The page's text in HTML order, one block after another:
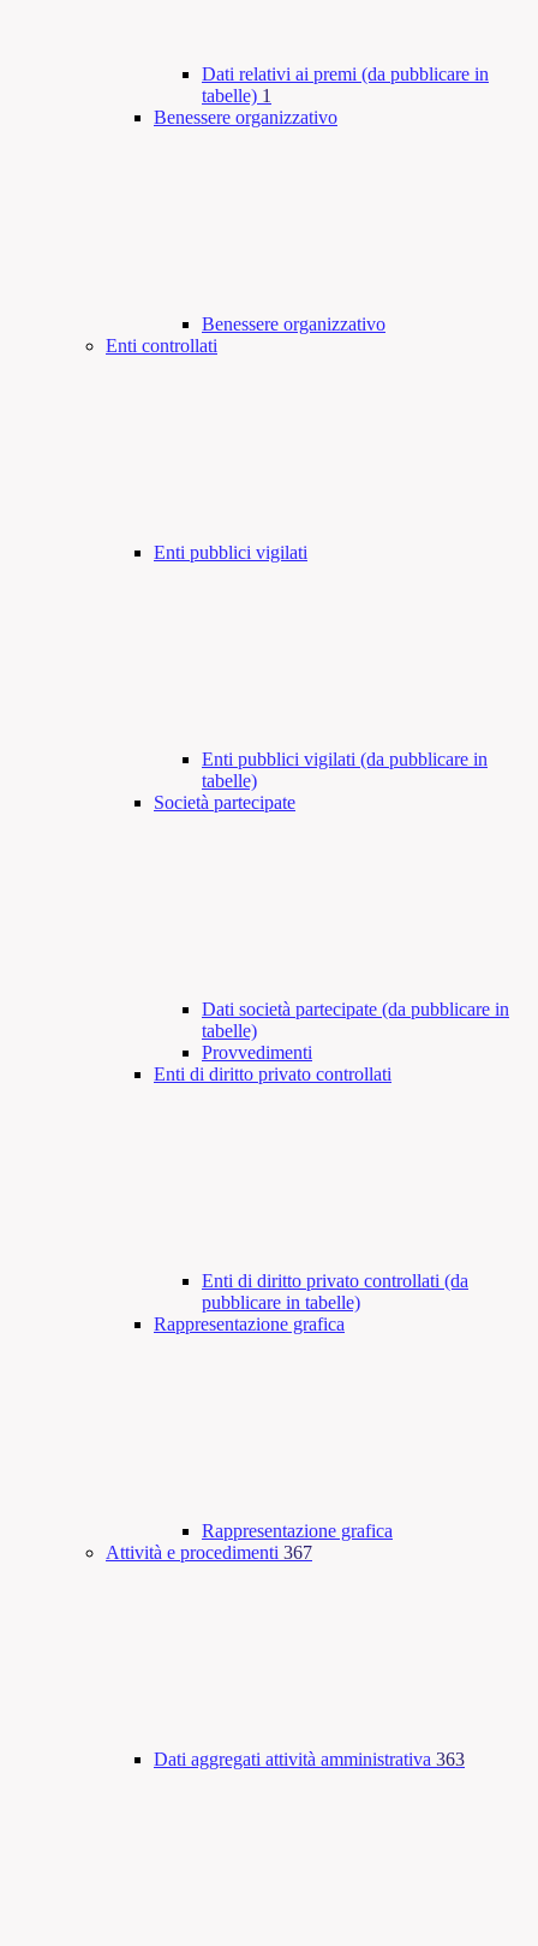
Dati relativi ai premi (da pubblicare in
tabelle) 1
Benessere organizzativo
Benessere organizzativo
Enti controllati
Enti pubblici vigilati
Enti pubblici vigilati (da pubblicare in
tabelle)
Società partecipate
Dati società partecipate (da pubblicare in
tabelle)
Provvedimenti
Enti di diritto privato controllati
Enti di diritto privato controllati (da
pubblicare in tabelle)
Rappresentazione grafica
Rappresentazione grafica
Attività e procedimenti 367
Dati aggregati attività amministrativa 363